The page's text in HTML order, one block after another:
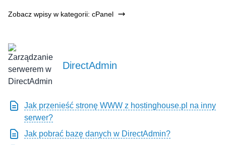
Zobacz wpisy w kategorii: cPanel
DirectAdmin
Jak przenieść stronę WWW z hostinghouse.pl na inny
serwer?
Jak pobrać bazę danych w DirectAdmin?